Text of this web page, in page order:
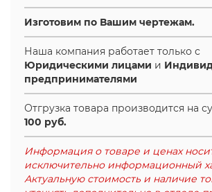
Алюминиевые профили
Вакуумные компоненты
Станочные приспособления
Изготовим по Вашим чертежам.
Наша компания работает только с
Юридическими лицами и
предпринимателями
Отгрузка товара производится на
100 руб.
Информация о товаре и ценах
исключительно информационный
Актуальную стоимость и наличие